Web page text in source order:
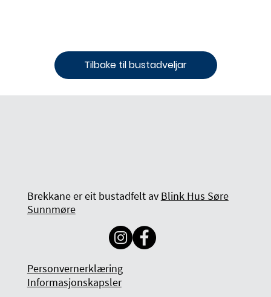
Tilbake til bustadveljar
Personvernerklæring
Informasjonskapsler
Brekkane er eit bustadfelt av Blink Hus Søre
Sunnmøre